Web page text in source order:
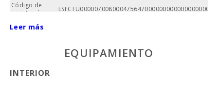
Código de
registro único:
Superficie
Leer más
EQUIPAMIENTO
INTERIOR